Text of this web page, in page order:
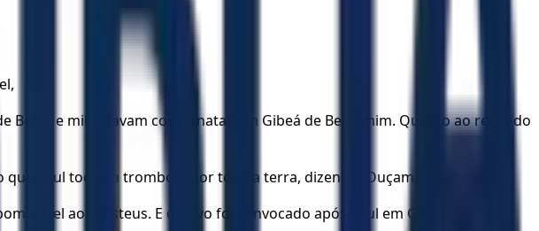
Betel, e mil estavam com Jônatas em Gibeá de Benjamim. Quanto ao resto do
Saul tocou a trombeta por toda a terra, dizendo: Ouçam os hebreus.
aos filisteus. E o povo foi convocado após Saul em Gilgal.